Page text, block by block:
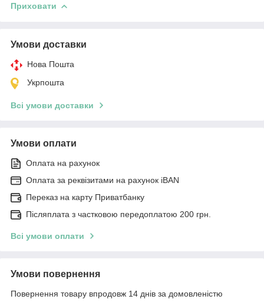
Приховати
Умови доставки
Нова Пошта
Укрпошта
Всі умови доставки
Умови оплати
Оплата на рахунок
Оплата за реквізитами на рахунок iBAN
Переказ на карту Приватбанку
Післяплата з частковою передоплатою 200 грн.
Всі умови оплати
Умови повернення
Повернення товару впродовж 14 днів за домовленістю